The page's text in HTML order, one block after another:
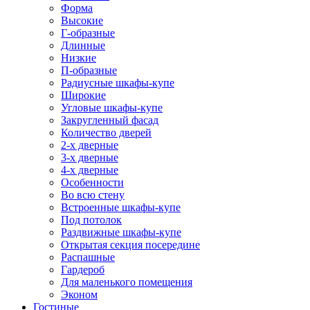
Форма
Высокие
Г-образные
Длинные
Низкие
П-образные
Радиусные шкафы-купе
Широкие
Угловые шкафы-купе
Закругленный фасад
Количество дверей
2-х дверные
3-х дверные
4-х дверные
Особенности
Во всю стену
Встроенные шкафы-купе
Под потолок
Раздвижные шкафы-купе
Открытая секция посередине
Распашные
Гардероб
Для маленького помещения
Эконом
Гостиные